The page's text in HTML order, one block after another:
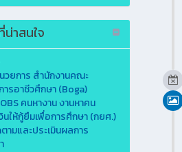
น่าสนใจ
วยการ สำนักงานคณะ
ารอาชีวศึกษา (Boga)
คนหางาน งานหาคน
นให้กู้ยืมเพื่อการศึกษา (กยศ.)
ามและประเมินผลการ